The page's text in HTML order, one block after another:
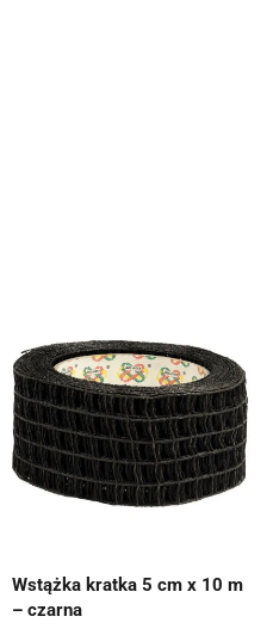
Wstążka kratka 5 cm x 10 m
– czarna